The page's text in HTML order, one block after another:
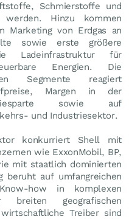
Schmierstoffe und
Hinzu kommen
Marketing von Erdgas an
sowie erste größere
Ladeinfrastruktur für
Energien. Die
Segmente reagiert
Margen in der
sowie auf
und Industriesektor.
konkurriert Shell mit
wie ExxonMobil, BP,
mit staatlich dominierten
beruht auf umfangreichen
how in komplexen
breiten geografischen
Treiber sind